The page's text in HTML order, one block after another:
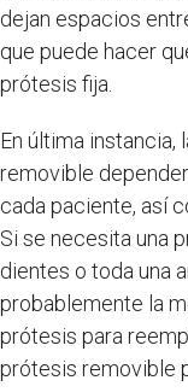
dejan espacios
que puede hacer
prótesis fija.
En última
removible
cada paciente, así
Si se necesita una
dientes o toda una
probablemente la
prótesis para
prótesis removible